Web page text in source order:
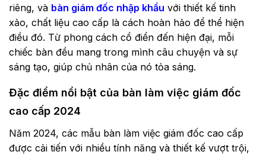
riêng, và bàn giám đốc nhập khẩu với thiết kế tinh
xảo, chất liệu cao cấp là cách hoàn hảo để thể hiện
điều đó. Từ phong cách cổ điển đến hiện đại, mỗi
chiếc bàn đều mang trong mình câu chuyện và sự
sáng tạo, giúp chủ nhân của nó tỏa sáng.
Đặc điểm nổi bật của bàn làm việc giám đốc
cao cấp 2024
Năm 2024, các mẫu bàn làm việc giám đốc cao cấp
được cải tiến với nhiều tính năng và thiết kế vượt trội,